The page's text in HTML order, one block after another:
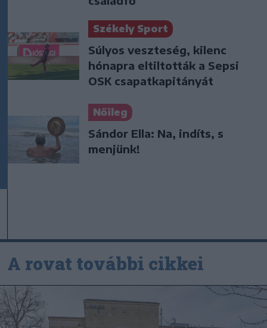
Székely Sport
Súlyos veszteség, kilenc
hónapra eltiltották a Sepsi
OSK csapatkapitányát
Nőileg
Sándor Ella: Na, indíts, s
menjünk!
A rovat további cikkei